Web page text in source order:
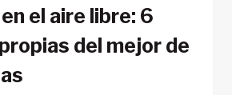
el aire libre: 6
del mejor de